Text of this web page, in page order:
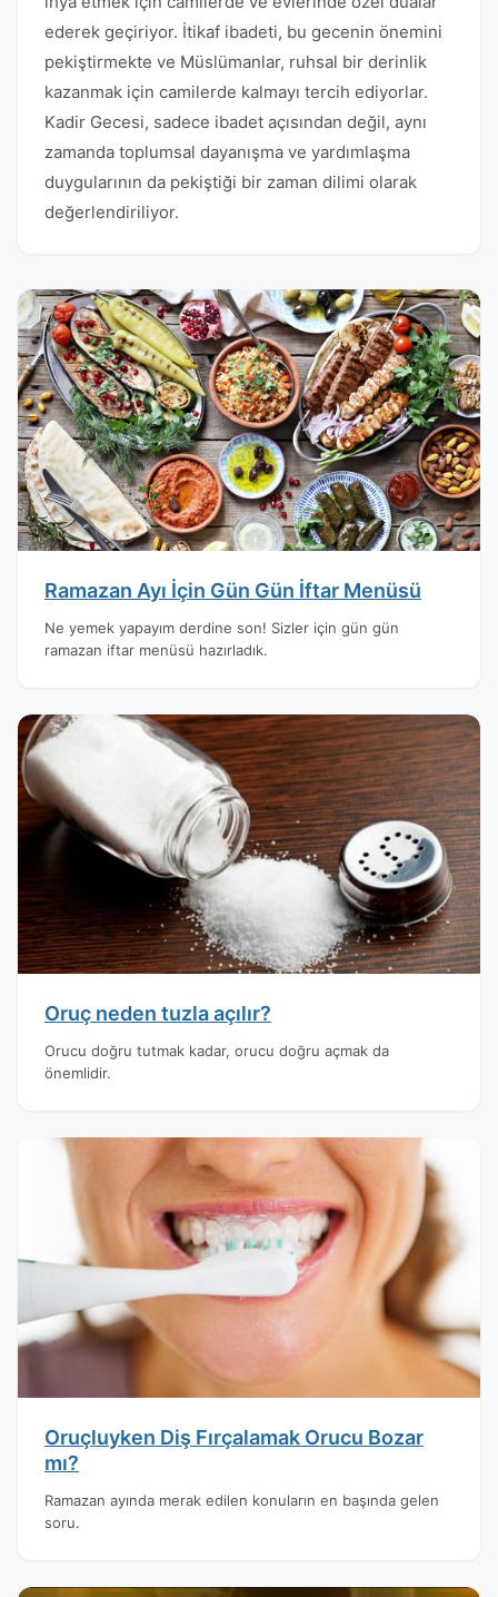
ederek geçiriyor. İtikaf ibadeti, bu gecenin önemini
pekiştirmekte ve Müslümanlar, ruhsal bir derinlik
kazanmak için camilerde kalmayı tercih ediyorlar.
Kadir Gecesi, sadece ibadet açısından değil, aynı
zamanda toplumsal dayanışma ve yardımlaşma
duygularının da pekiştiği bir zaman dilimi olarak
değerlendiriliyor.
Ramazan Ayı İçin Gün Gün İftar Menüsü
Ne yemek yapayım derdine son! Sizler için gün gün
ramazan iftar menüsü hazırladık.
Oruç neden tuzla açılır?
Orucu doğru tutmak kadar, orucu doğru açmak da
önemlidir.
Oruçluyken Diş Fırçalamak Orucu Bozar
mı?
Ramazan ayında merak edilen konuların en başında gelen
soru.